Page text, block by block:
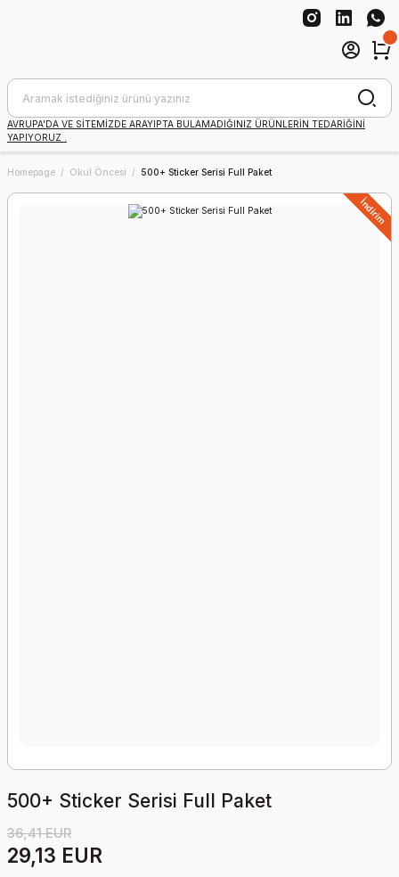
AVRUPA'DA VE SİTEMİZDE ARAYIPTA BULAMADIĞINIZ ÜRÜNLERİN TEDARİĞİNİ
YAPIYORUZ .
Homepage Okul Öncesi 500+ Sticker Serisi Full Paket
İndirim
500+ Sticker Serisi Full Paket
36,41 EUR
29,13 EUR